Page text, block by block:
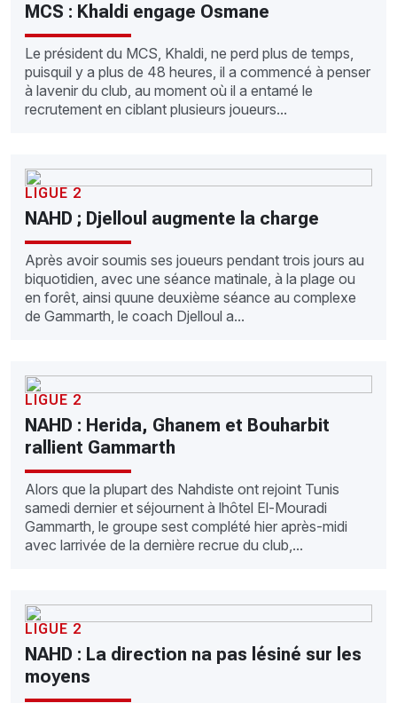
MCS : Khaldi engage Osmane
Le président du MCS, Khaldi, ne perd plus de temps,
puisquil y a plus de 48 heures, il a commencé à penser
à lavenir du club, au moment où il a entamé le
recrutement en ciblant plusieurs joueurs...
LIGUE 2
NAHD ; Djelloul augmente la charge
Après avoir soumis ses joueurs pendant trois jours au
biquotidien, avec une séance matinale, à la plage ou
en forêt, ainsi quune deuxième séance au complexe
de Gammarth, le coach Djelloul a...
LIGUE 2
NAHD : Herida, Ghanem et Bouharbit
rallient Gammarth
Alors que la plupart des Nahdiste ont rejoint Tunis
samedi dernier et séjournent à lhôtel El-Mouradi
Gammarth, le groupe sest complété hier après-midi
avec larrivée de la dernière recrue du club,...
LIGUE 2
NAHD : La direction na pas lésiné sur les
moyens